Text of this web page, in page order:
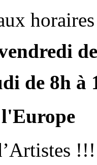
de 8h à
!!!